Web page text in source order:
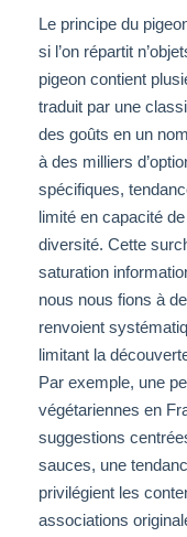
Le principe du
si l’on répartit
pigeon contient
traduit par une
des goûts en un
à des milliers
spécifiques,
limité en capacité
diversité. Cette
saturation
nous nous fions à
renvoient
limitant la
Par exemple, une
végétariennes en
suggestions
sauces, une
privilégient les
associations